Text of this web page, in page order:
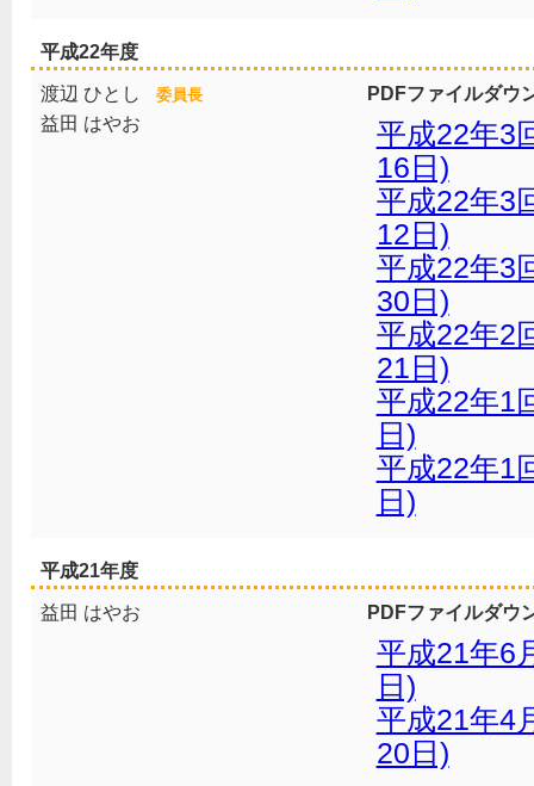
平成22年度
渡辺 ひとし 委員長
益田 はやお
PDFファイルダウ
平成22年3
16日)
平成22年3
12日)
平成22年3
30日)
平成22年2
21日)
平成22年1
日)
平成22年1
日)
平成21年度
益田 はやお PDFファイルダウ
平成21年6
日)
平成21年4
20日)